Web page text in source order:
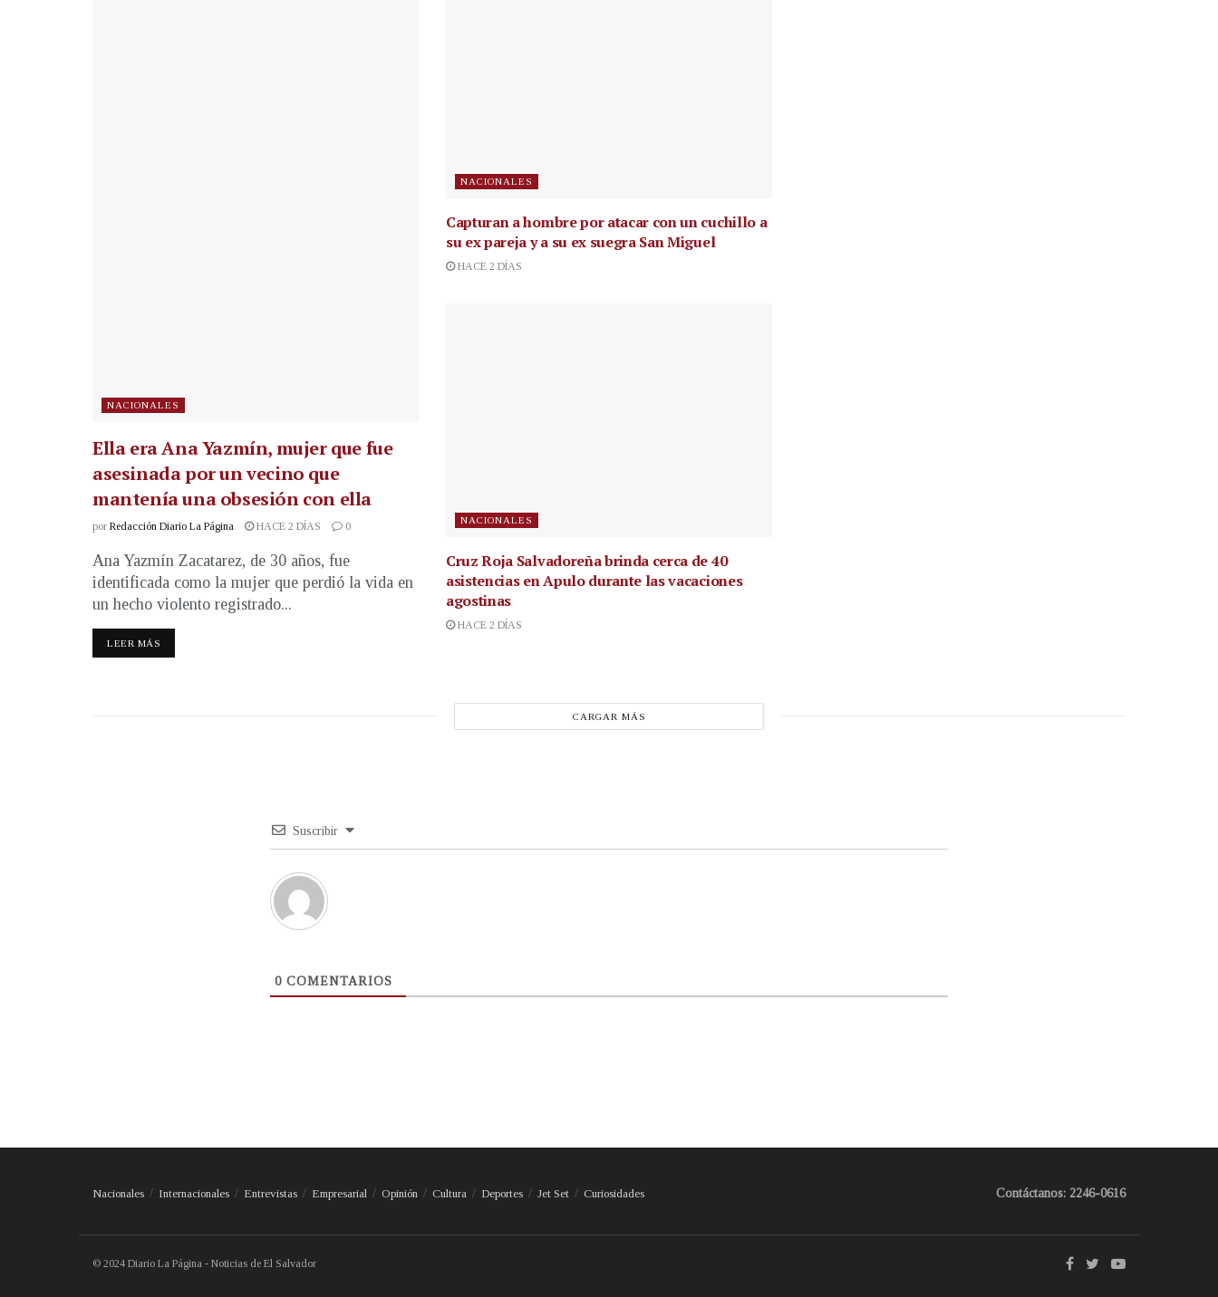
NACIONALES
Ella era Ana Yazmín, mujer que fue
asesinada por un vecino que
mantenía una obsesión con ella
por Redacción Diario La Página HACE 2 DÍAS 0
Ana Yazmín Zacatarez, de 30 años, fue
identificada como la mujer que perdió la vida en
un hecho violento registrado...
LEER MÁS
NACIONALES
Capturan a hombre por atacar con un cuchillo a
su ex pareja y a su ex suegra San Miguel
HACE 2 DÍAS
NACIONALES
Cruz Roja Salvadoreña brinda cerca de 40
asistencias en Apulo durante las vacaciones
agostinas
HACE 2 DÍAS
CARGAR MÁS
Suscribir
0 COMENTARIOS
Nacionales Internacionales Entrevistas Empresarial Opinión Cultura Deportes Jet Set Curiosidades Contáctanos: 2246-0616
© 2024 Diario La Página - Noticias de El Salvador